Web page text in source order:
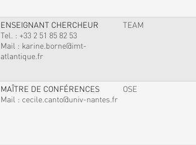
ENSEIGNANT CHERCHEUR
Tel. : +33 2 51 85 82 53
Mail : karine.borne@imt-
atlantique.fr
TEAM
MAÎTRE DE CONFÉRENCES
Mail : cecile.canto@univ-nantes.fr
OSE